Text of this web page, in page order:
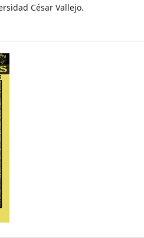
César Vallejo.